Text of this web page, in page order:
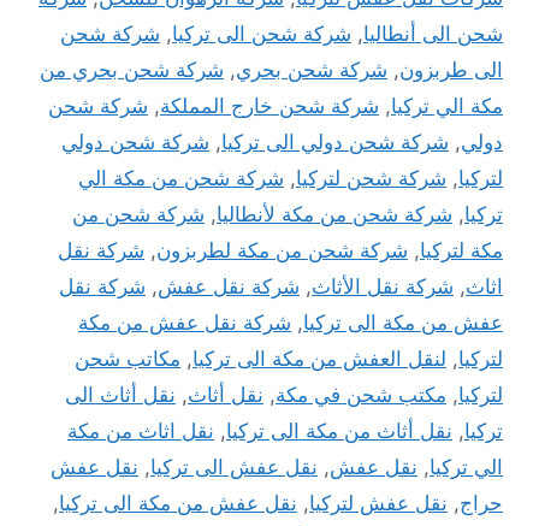
شحن الى أنطاليا, شركة شحن الى تركيا, شركة شحن
الى طربزون, شركة شحن بحري, شركة شحن بحري من
مكة الي تركيا, شركة شحن خارج المملكة, شركة شحن
دولي, شركة شحن دولي الى تركيا, شركة شحن دولي
لتركيا, شركة شحن لتركيا, شركة شحن من مكة الي
تركيا, شركة شحن من مكة لأنطاليا, شركة شحن من
مكة لتركيا, شركة شحن من مكة لطربزون, شركة نقل
اثاث, شركة نقل الأثاث, شركة نقل عفش, شركة نقل
عفش من مكة الى تركيا, شركة نقل عفش من مكة
لتركيا, لنقل العفش من مكة الى تركيا, مكاتب شحن
لتركيا, مكتب شحن في مكة, نقل أثاث, نقل أثاث الى
تركيا, نقل أثاث من مكة الى تركيا, نقل اثاث من مكة
الي تركيا, نقل عفش, نقل عفش الى تركيا, نقل عفش
حراج, نقل عفش لتركيا, نقل عفش من مكة الى تركيا,